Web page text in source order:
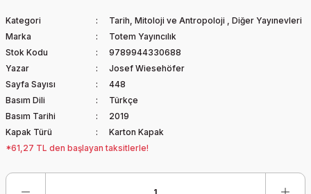
Kategori Tarih, Mitoloji ve Antropoloji , Diğer Yayınevleri
Marka
Totem Yayıncılık
Stok Kodu
9789944330688
Yazar
Josef Wiesehöfer
Sayfa Sayısı
448
Basım Dili
Türkçe
Basım Tarihi
2019
Kapak Türü
Karton Kapak
*61,27 TL den başlayan taksitlerle!